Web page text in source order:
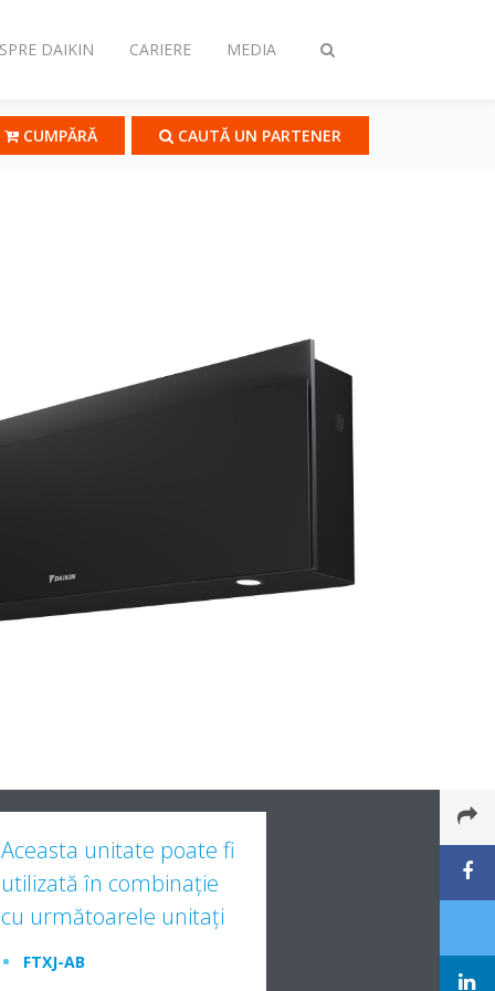
Comutare
DAIKIN CARIERE MEDIA
CUMPĂRĂ CAUTĂ UN PARTENER
Aceasta unitate poate fi
utilizată în combinaţie
cu următoarele unitaţi
FTXJ-AB